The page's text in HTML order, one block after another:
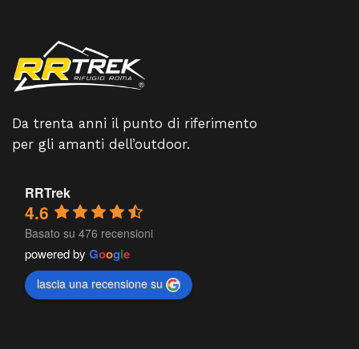
Da trenta anni il punto di riferimento
per gli amanti dell’outdoor.
RRTrek
4.6
Basato su 476 recensioni
powered by Google
lascia una recensione su